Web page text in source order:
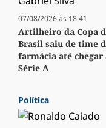
07/08/2026 às 18:41
Artilheiro da Copa
Brasil saiu de time
farmácia até chegar
Série A
Política